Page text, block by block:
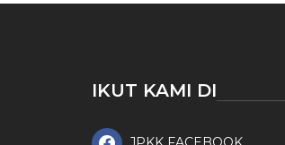
IKUT KAMI DI